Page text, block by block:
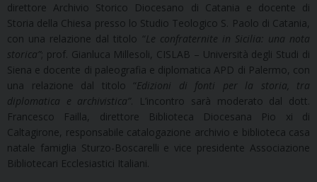
direttore Archivio Storico Diocesano di Catania e docente di
Storia della Chiesa presso lo Studio Teologico S. Paolo di Catania,
con una relazione dal titolo “Le confraternite in Sicilia: una nota
storica”; prof. Gianluca Millesoli, CISLAB – Università degli Studi di
Siena e docente di paleografia e diplomatica APD di Palermo, con
una relazione dal titolo “Edizioni di fonti per la storia, tra
diplomatica e archivistica” . L’incontro sarà moderato dal dott.
Francesco Failla, direttore Biblioteca Diocesana Pio xi di
Caltagirone, responsabile catalogazione archivio e biblioteca casa
natale famiglia Sturzo-Boscarelli e vice presidente Associazione
Bibliotecari Ecclesiastici Italiani.